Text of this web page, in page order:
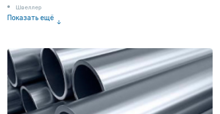
Швеллер
Показать ещё
Катанка
Шестигранник
Полособульб
Полукруг
Шпунт Ларсена